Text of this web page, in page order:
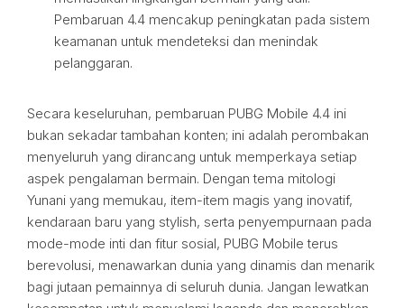
Pembaruan 4.4 mencakup peningkatan pada sistem
keamanan untuk mendeteksi dan menindak
pelanggaran.
Secara keseluruhan, pembaruan PUBG Mobile 4.4 ini
bukan sekadar tambahan konten; ini adalah perombakan
menyeluruh yang dirancang untuk memperkaya setiap
aspek pengalaman bermain. Dengan tema mitologi
Yunani yang memukau, item-item magis yang inovatif,
kendaraan baru yang stylish, serta penyempurnaan pada
mode-mode inti dan fitur sosial, PUBG Mobile terus
berevolusi, menawarkan dunia yang dinamis dan menarik
bagi jutaan pemainnya di seluruh dunia. Jangan lewatkan